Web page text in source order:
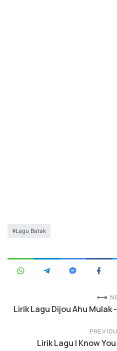
Lagu Batak
Lirik Lagu Dijou Ahu
Lirik Lagu I Know